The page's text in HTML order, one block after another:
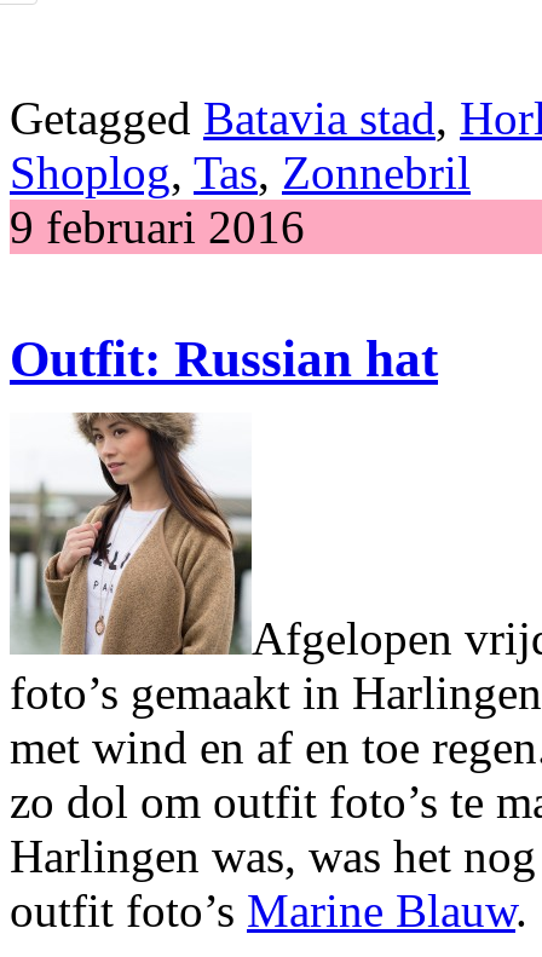
Getagged Batavia stad,
Shoplog, Tas, Zonnebril
9 februari 2016
Outfit: Russian hat
Afgelopen
foto’s gemaakt in
met wind en af en toe
zo dol om outfit foto’s te
Harlingen was, was het
outfit foto’s Marine Blauw.